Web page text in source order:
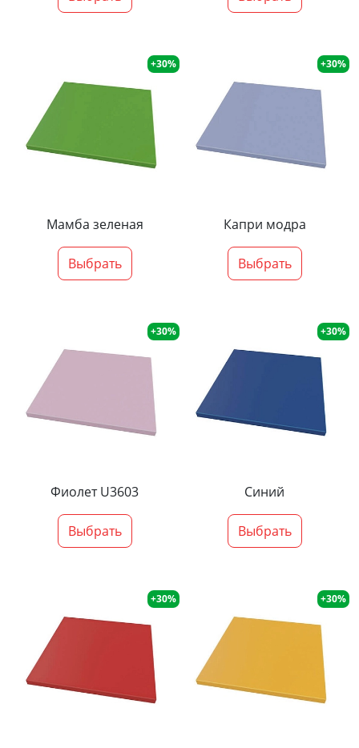
+30%
Мамба зеленая
Выбрать
+30%
Капри модра
Выбрать
+30%
Фиолет U3603
Выбрать
+30%
Синий
Выбрать
+30% +30%